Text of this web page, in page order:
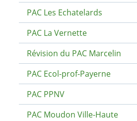
PAC Les Echatelards
PAC La Vernette
Révision du PAC Marcelin
PAC Ecol-prof-Payerne
PAC PPNV
PAC Moudon Ville-Haute